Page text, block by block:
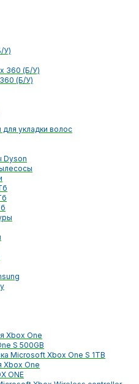
У)
360 (Б/У)
(Б/У)
укладки волос
Dyson
Xbox One
S 500GB
Microsoft Xbox One S 1TB
Xbox One
ONE